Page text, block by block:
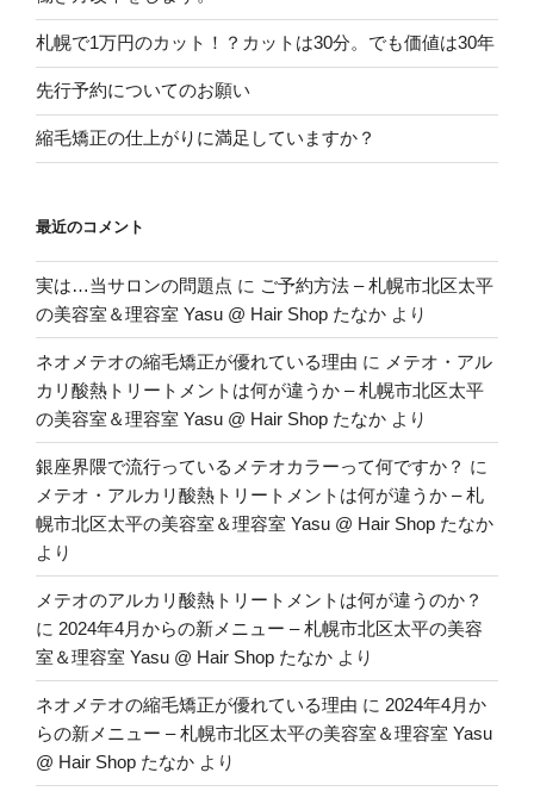
札幌で1万円のカット！？カットは30分。でも価値は30年
先行予約についてのお願い
縮毛矯正の仕上がりに満足していますか？
最近のコメント
実は…当サロンの問題点 に ご予約方法 – 札幌市北区太平
の美容室＆理容室 Yasu @ Hair Shop たなか より
ネオメテオの縮毛矯正が優れている理由 に メテオ・アル
カリ酸熱トリートメントは何が違うか – 札幌市北区太平
の美容室＆理容室 Yasu @ Hair Shop たなか より
銀座界隈で流行っているメテオカラーって何ですか？ に
メテオ・アルカリ酸熱トリートメントは何が違うか – 札
幌市北区太平の美容室＆理容室 Yasu @ Hair Shop たなか
より
メテオのアルカリ酸熱トリートメントは何が違うのか？
に 2024年4月からの新メニュー – 札幌市北区太平の美容
室＆理容室 Yasu @ Hair Shop たなか より
ネオメテオの縮毛矯正が優れている理由 に 2024年4月か
らの新メニュー – 札幌市北区太平の美容室＆理容室 Yasu
@ Hair Shop たなか より